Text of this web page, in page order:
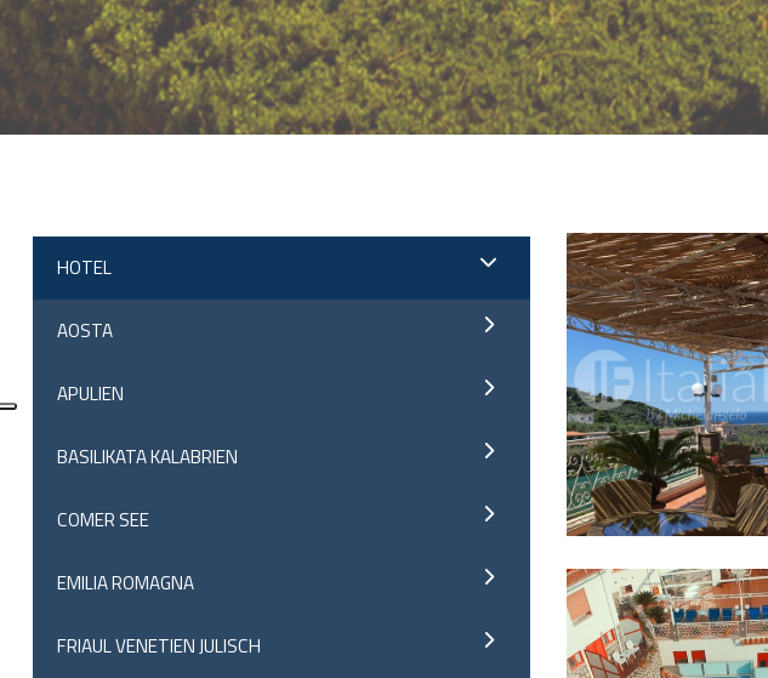
HOTEL
AOSTA
APULIEN
BASILIKATA KALABRIEN
COMER SEE
EMILIA ROMAGNA
FRIAUL VENETIEN JULISCH